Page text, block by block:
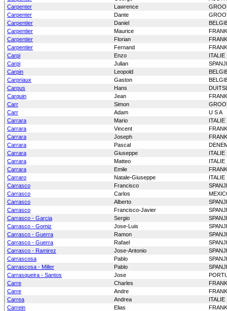
Carpenter
Lawrence
Carpenter
Dante
Carpentier
Daniel
Carpentier
Maurice
Carpentier
Florian
Carpentier
Fernand
Carpi
Enzo
ITALIE
Carpi
Julian
Carpin
Leopold
Carpriaux
Gaston
Carpus
Hans
Carquin
Jean
Carr
Simon
Carr
Adam
U S A
Carrara
Mario
ITALIE
Carrara
Vincent
Carrara
Joseph
Carrara
Pascal
Carrara
Giuseppe
ITALIE
Carrara
Matteo
ITALIE
Carrara
Emile
Carraro
Natale-Giuseppe
ITALIE
Carrasco
Francisco
Carrasco
Carlos
Carrasco
Alberto
Carrasco
Francisco-Javier
Carrasco - Garcia
Sergio
Carrasco - Gomiz
Jose-Luis
Carrasco - Guerra
Ramon
Carrasco - Guerra
Rafael
Carrasco - Ramirez
Jose-Antonio
Carrascosa
Pablo
Carrascosa - Miller
Pablo
Carrasqueira - Santos
Jose
Carre
Charles
Carre
Andre
Carrea
Andrea
ITALIE
Carrein
Elias